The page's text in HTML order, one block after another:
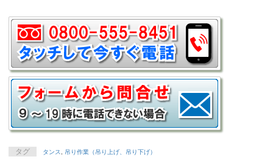
タグ タンス 吊り作業（吊り上げ、吊り下げ）